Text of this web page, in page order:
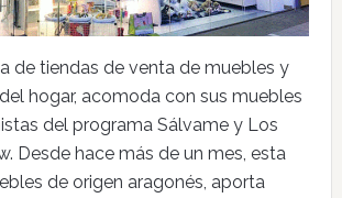
de tiendas de venta de muebles y
hogar, acomoda con sus muebles
del programa Sálvame y Los
Desde hace más de un mes, esta
de origen aragonés, aporta